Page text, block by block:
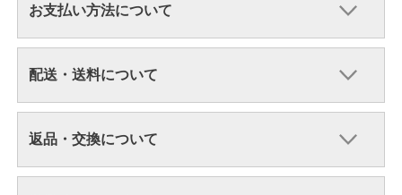
お支払い方法について
配送・送料について
返品・交換について